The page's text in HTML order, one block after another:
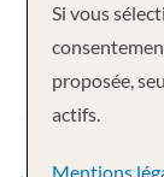
Si vous
proposée,
actifs.
Mentions